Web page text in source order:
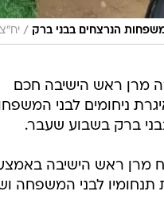
הנרצחים בבני ברק / יח"צ
מרן ראש הישיבה חכם
ניחומים לבני
ברק בשבוע שעבר.
מרן ראש הישיבה
תנחומיו לבני המשפחה